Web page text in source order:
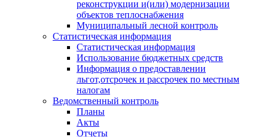
реконструкции и(или) модернизации
объектов теплоснабжения
Муниципальный лесной контроль
Статистическая информация
Статистическая информация
Использование бюджетных средств
Информация о предоставлении
льгот,отсрочек и рассрочек по местным
налогам
Ведомственный контроль
Планы
Акты
Отчеты